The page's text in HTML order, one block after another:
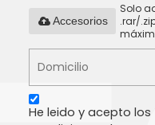
Solo
.rar/
Accesorios
He leido y acepto los